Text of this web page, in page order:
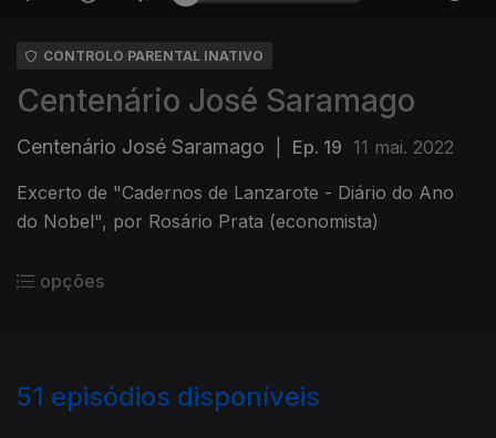
CONTROLO PARENTAL INATIVO
Centenário José Saramago
Centenário José Saramago Ep. 19 11 mai. 2022
Excerto de "Cadernos de Lanzarote - Diário do Ano
do Nobel", por Rosário Prata (economista)
opções
51 episódios disponíveis